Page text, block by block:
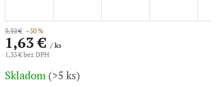
3,32 € –50 %
1,63 €/ ks
1,33 € bez DPH
cena:
Skladom (>5 ks)